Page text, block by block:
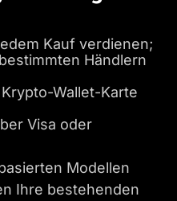
Kauf verdienen;
Händlern
Wallet-Karte
Visa oder
Modellen
Ihre bestehenden